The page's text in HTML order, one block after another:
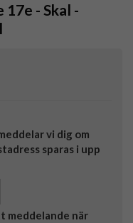
- Skal -
vi dig om
sparas i upp
meddelande när